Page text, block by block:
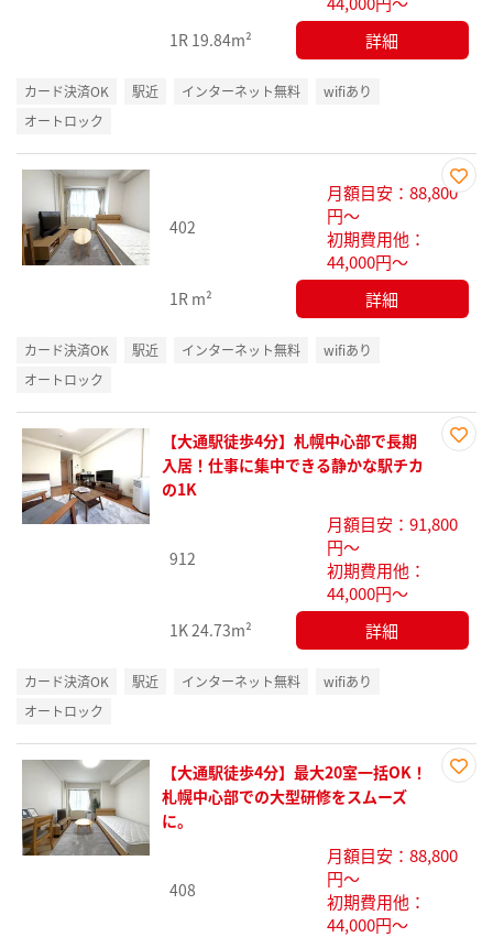
1R 19.84m² 詳細
カード決済OK 駅近 インターネット無料
wifiあり
オートロック
お気
402
月額目安：88,800
円～
初期費用他：
44,000円～
1R m² 詳細
カード決済OK 駅近 インターネット無料
wifiあり
オートロック
録
【大通駅徒歩4分】札幌中心部で長期
入居！仕事に集中できる静かな駅チカ
の1K
912
月額目安：91,800
円～
初期費用他：
44,000円～
1K24.73m² 詳細
カード決済OK 駅近 インターネット無料
wifiあり
オートロック
録
【大通駅徒歩4分】最大20室一括OK！
札幌中心部での大型研修をスムーズ
に。
408
月額目安：88,800
円～
初期費用他：
44,000円～